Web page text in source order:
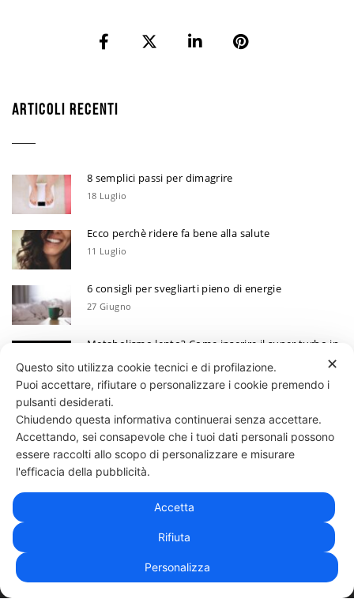
ARTICOLI RECENTI
8 semplici passi per dimagrire
18 Luglio
Ecco perchè ridere fa bene alla salute
11 Luglio
6 consigli per svegliarti pieno di energie
27 Giugno
Metabolismo lento? Come inserire il super turbo in
13 Giugno
Ecco perchè devi annotare i tuoi progressi
30 Maggio
331 818 4777DANIELE ESPOSITO
| PRIVACY POLICY
✕
Questo sito utilizza cookie tecnici e di profilazione.
Puoi accettare, rifiutare o personalizzare i cookie premendo i
pulsanti desiderati.
Chiudendo questa informativa continuerai senza accettare.
Accettando, sei consapevole che i tuoi dati personali possono
essere raccolti allo scopo di personalizzare e misurare
l'efficacia della pubblicità.
Accetta
Rifiuta
Personalizza